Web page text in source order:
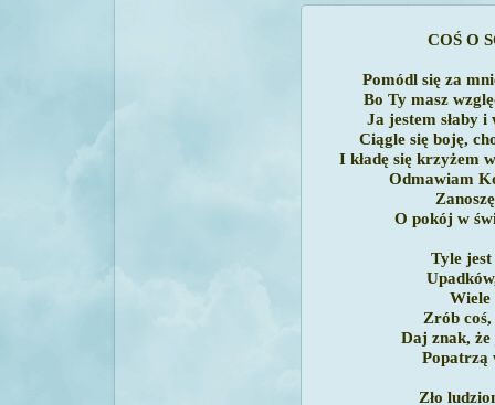
COŚ O
Pomódl się za
Bo Ty masz
Ja jestem słaby i
Ciągle się boję,
I kładę się krzyżem
Odmawiam
O pokój w
Tyle
Wiele
Zrób
Daj znak, że
Popatrzą
Zło